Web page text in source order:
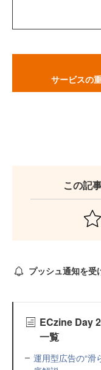
サービスの
この記
プッシュ通知を受
ECzine Day
一覧
運用型広告の“